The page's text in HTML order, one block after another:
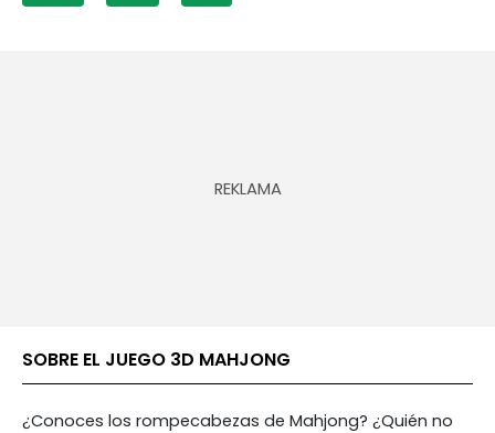
SOBRE EL JUEGO 3D MAHJONG
¿Conoces los rompecabezas de Mahjong? ¿Quién no